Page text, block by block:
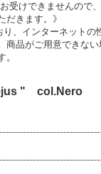
受けできませんので
だきます。》
、インターネット
品がご用意できな
" col.Nero